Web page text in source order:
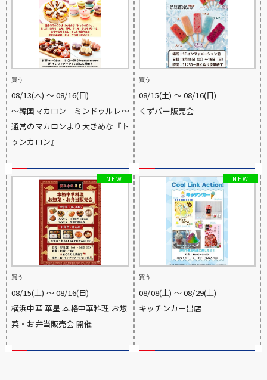
買う
08/13(木) 〜 08/16(日)
〜韓国マカロン ミンドゥルレ〜
通常のマカロンより大きめな『ト
ゥンカロン』
買う
08/15(土) 〜 08/16(日)
くずバー販売会
買う
08/15(土) 〜 08/16(日)
横浜中華 華星 本格中華料理 お惣
菜・お弁当販売会 開催
買う
08/08(土) 〜 08/29(土)
キッチンカー出店